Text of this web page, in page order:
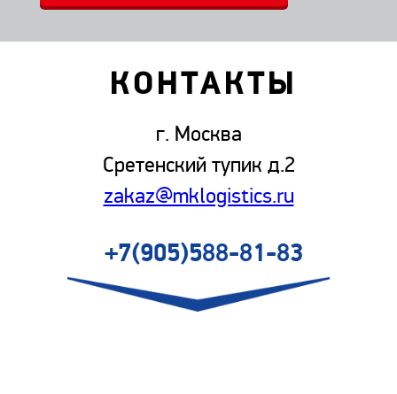
КОНТАКТЫ
г. Москва
Сретенский тупик д.2
zakaz@mklogistics.ru
+7(905)588-81-83